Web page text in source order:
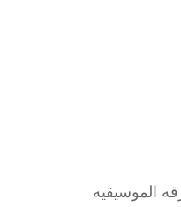
الموسيقيه